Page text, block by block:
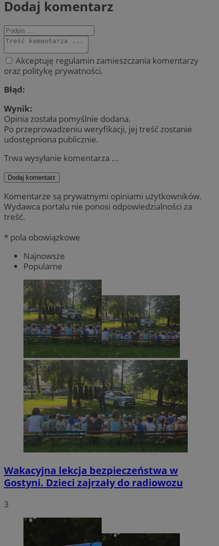
Dodaj komentarz
Akceptuję regulamin zamieszczania komentarzy
oraz politykę prywatności.
Błąd:
Wynik:
Opinia została pomyślnie dodana.
Po przeprowadzeniu weryfikacji, jej treść zostanie
udostępniona publicznie.
Trwa wysyłanie komentarza ...
Dodaj komentarz
Komentarze są prywatnymi opiniami użytkowników.
Wydawca portalu nie ponosi odpowiedzialności za
treść.
* pola obowiązkowe
Najnowsze
Popularne
Wakacyjna lekcja bezpieczeństwa w
Gostyni. Dzieci zajrzały do radiowozu
3